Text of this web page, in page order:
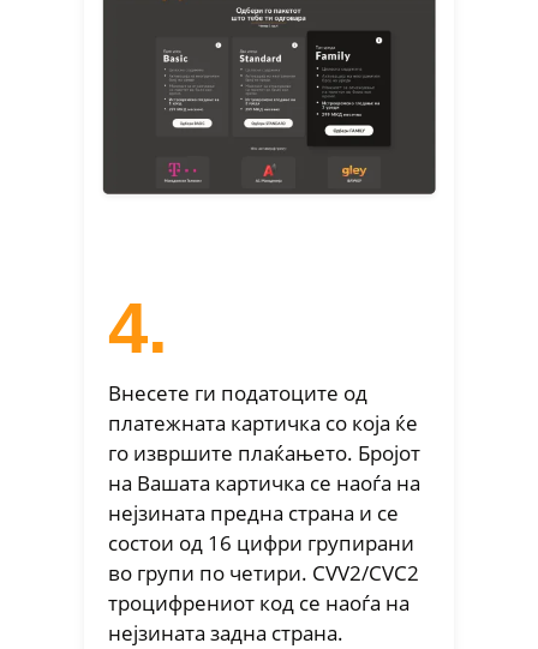
4.
Внесете ги податоците од
платежната картичка со која ќе
го извршите плаќањето. Бројот
на Вашата картичка се наоѓа на
нејзината предна страна и се
состои од 16 цифри групирани
во групи по четири. CVV2/CVC2
троцифрениот код се наоѓа на
нејзината задна страна.